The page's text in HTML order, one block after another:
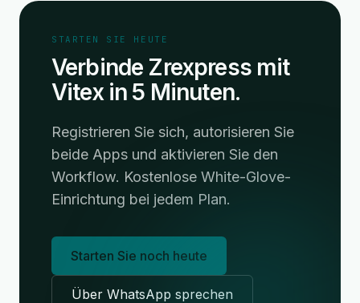
STARTEN SIE HEUTE
Verbinde Zrexpress mit
Vitex in 5 Minuten.
Registrieren Sie sich, autorisieren Sie
beide Apps und aktivieren Sie den
Workflow. Kostenlose White-Glove-
Einrichtung bei jedem Plan.
Starten Sie noch heute
Über WhatsApp sprechen